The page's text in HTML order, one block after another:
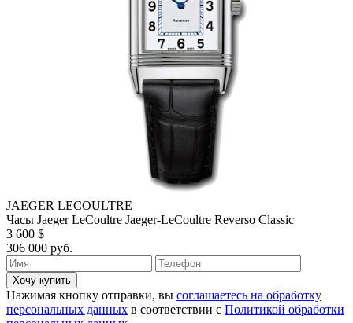
JAEGER LECOULTRE
Часы Jaeger LeCoultre Jaeger-LeCoultre Reverso Classic
3 600 $
306 000 руб.
Хочу купить
Нажимая кнопку отправки, вы соглашаетесь на обработку
персональных данных в соответствии с Политикой обработки